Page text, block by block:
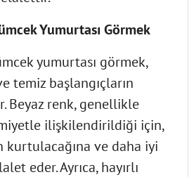
Yumurtası Görmek
yumurtası görmek,
temiz başlangıçların
Beyaz renk, genellikle
ilişkilendirildiği için,
ve daha iyi
eder. Ayrıca, hayırlı